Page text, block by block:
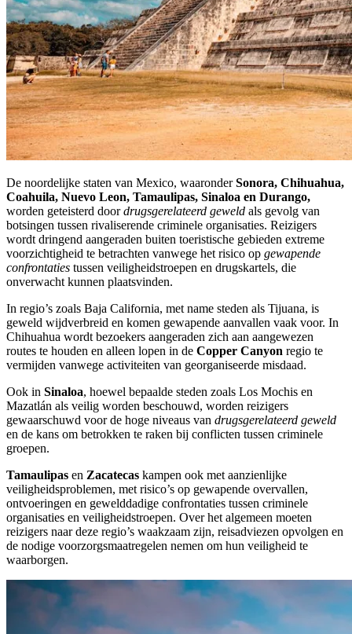
De noordelijke staten van Mexico, waaronderSonora, Chihuahua,
Coahuila, Nuevo Leon, Tamaulipas, Sinaloa en Durango,
worden geteisterd doordrugsgerelateerd geweld als gevolg van
botsingen tussen rivaliserende criminele organisaties. Reizigers
wordt dringend aangeraden buiten toeristische gebieden extreme
voorzichtigheid te betrachten vanwege het risico op gewapende
confrontaties tussen veiligheidstroepen en drugskartels, die
onverwacht kunnen plaatsvinden.
In regio’s zoals Baja California, met name steden als Tijuana, is
geweld wijdverbreid en komen gewapende aanvallen vaak voor. In
Chihuahua wordt bezoekers aangeraden zich aan aangewezen
routes te houden en alleen lopen in de Copper Canyon regio te
vermijden vanwege activiteiten van georganiseerde misdaad.
Ook in Sinaloa, hoewel bepaalde steden zoals Los Mochis en
Mazatlán als veilig worden beschouwd, worden reizigers
gewaarschuwd voor de hoge niveaus van drugsgerelateerd geweld
en de kans om betrokken te raken bij conflicten tussen criminele
groepen.
Tamaulipas en Zacatecas kampen ook met aanzienlijke
veiligheidsproblemen, met risico’s op gewapende overvallen,
ontvoeringen en gewelddadige confrontaties tussen criminele
organisaties en veiligheidstroepen. Over het algemeen moeten
reizigers naar deze regio’s waakzaam zijn, reisadviezen opvolgen en
de nodige voorzorgsmaatregelen nemen om hun veiligheid te
waarborgen.